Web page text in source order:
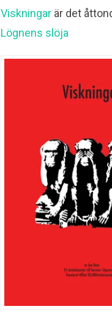
Viskningar är det
Lögnens slöja